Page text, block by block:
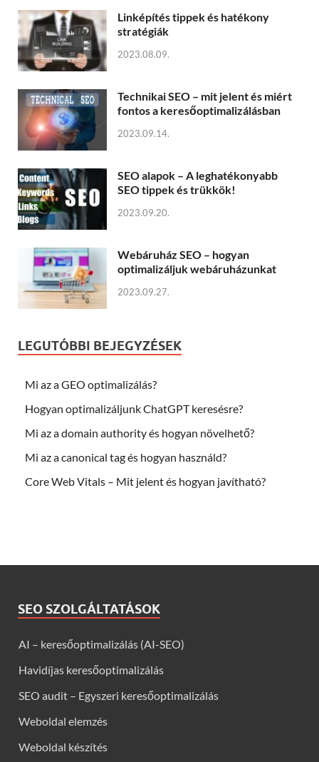
Linképítés tippek és hatékony
stratégiák
2023.08.09.
Technikai SEO – mit jelent és miért
fontos a keresőoptimalizálásban
2023.09.14.
SEO alapok – A leghatékonyabb
SEO tippek és trükkök!
2023.09.20.
Webáruház SEO – hogyan
optimalizáljuk webáruházunkat
2023.09.27.
LEGUTÓBBI BEJEGYZÉSEK
Mi az a GEO optimalizálás?
Hogyan optimalizáljunk ChatGPT keresésre?
Mi az a domain authority és hogyan növelhető?
Mi az a canonical tag és hogyan használd?
Core Web Vitals – Mit jelent és hogyan javítható?
SEO SZOLGÁLTATÁSOK
AI – keresőoptimalizálás (AI-SEO)
Havidíjas keresőoptimalizálás
SEO audit – Egyszeri keresőoptimalizálás
Weboldal elemzés
Weboldal készítés